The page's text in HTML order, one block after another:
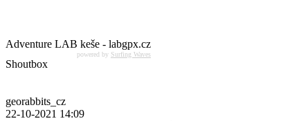
Adventure LAB keše - labgpx.cz
powered by Surfing Waves
Shoutbox
georabbits_cz
22-10-2021 14:09